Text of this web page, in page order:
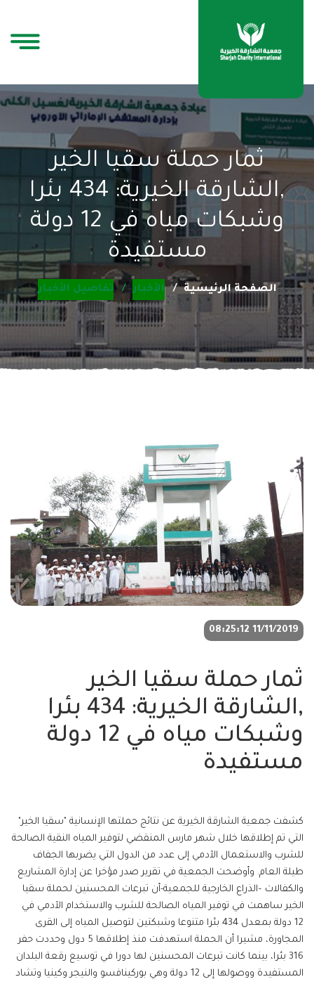
ثمار حملة سقيا الخير
,الشارقة الخيرية: 434 بئرا
وشبكات مياه في 12 دولة
مستفيدة
الصفحة الرئيسية الأخبار تفاصيل الأخبار
11/11/2019 08:25:12
ثمار حملة سقيا الخير
,الشارقة الخيرية: 434 بئرا
وشبكات مياه في 12 دولة
مستفيدة
كشفت جمعية الشارقة الخيرية عن نتائج حملتها الإنسانية "سقيا الخير"
التي تم إطلاقها خلال شهر مارس المنقضي لتوفير المياه النقية الصالحة
للشرب والاستعمال الآدمي إلى عدد من الدول التي يضربها الجفاف
طيلة العام. وأوضحت الجمعية في تقرير صدر مؤخرا عن إدارة المشاريع
والكفالات –الذراع الخارجية للجمعية-أن تبرعات المحسنين لحملة سقيا
الخير ساهمت في توفير المياه الصالحة للشرب والاستخدام الآدمي في
12 دولة بمعدل 434 بئرا متنوعا وشبكتين لتوصيل المياه إلى القرى
المجاورة، مشيرا أن الحملة استهدفت منذ إطلاقها 5 دول وحددت حفر
316 بئرا، بينما كانت تبرعات المحسنين لها دورا في توسيع رقعة البلدان
المستفيدة ووصولها إلى 12 دولة وهي بوركينافسو والنيجر وكينيا وتشاد